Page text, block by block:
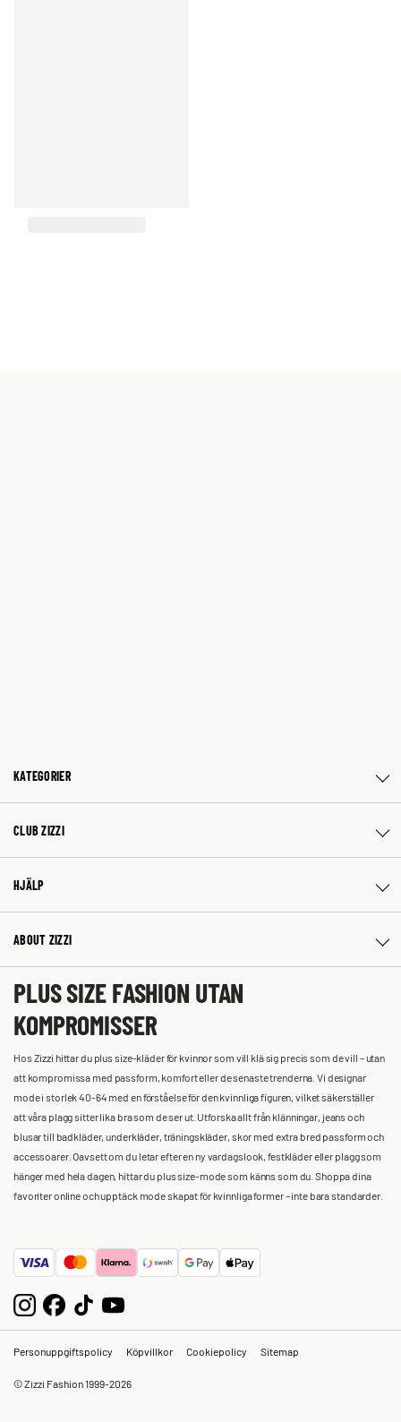
KATEGORIER
CLUB ZIZZI
HJÄLP
ABOUT ZIZZI
PLUS SIZE FASHION UTAN
KOMPROMISSER
Hos Zizzi hittar du plus size-kläder för kvinnor som vill klä sig precis som de vill – utan
att kompromissa med passform, komfort eller de senaste trenderna. Vi designar
mode i storlek 40-64 med en förståelse för den kvinnliga figuren, vilket säkerställer
att våra plagg sitter lika bra som de ser ut. Utforska allt från klänningar, jeans och
blusar till badkläder, underkläder, träningskläder, skor med extra bred passform och
accessoarer. Oavsett om du letar efter en ny vardagslook, festkläder eller plagg som
hänger med hela dagen, hittar du plus size-mode som känns som du. Shoppa dina
favoriter online och upptäck mode skapat för kvinnliga former – inte bara standarder.
Personuppgiftspolicy Köpvillkor Cookiepolicy Sitemap
© Zizzi Fashion 1999-2026